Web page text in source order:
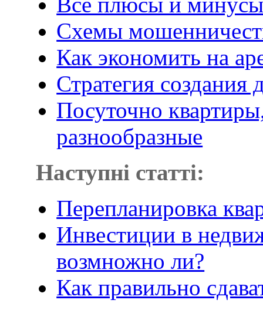
Схемы
Как экономить на
Стратегия
Посуточно
разнообразные
Наступні статті:
Перепланировка
Инвестиции в
возмножно ли?
Как правильно